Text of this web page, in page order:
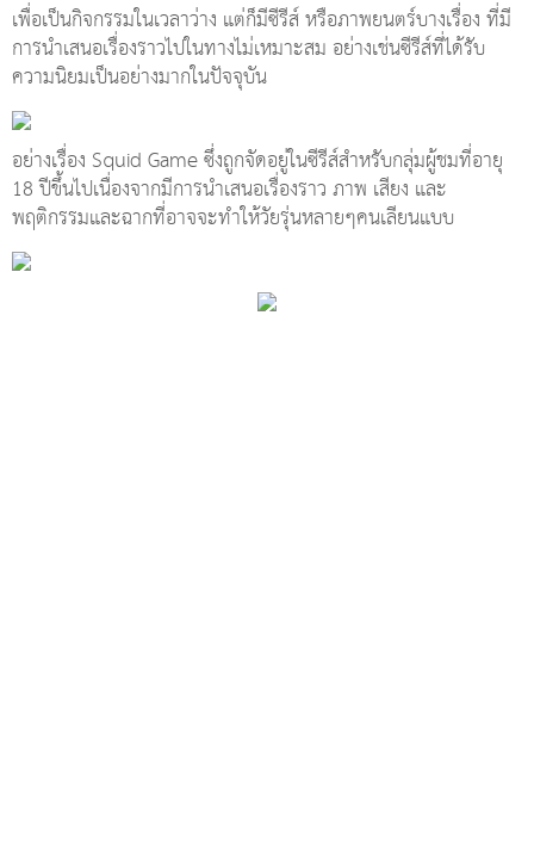
เพื่อเป็นกิจกรรมในเวลาว่าง แต่ก็มีซีรีส์ หรือภาพยนตร์บางเรื่อง ที่มี
การนำเสนอเรื่องราวไปในทางไม่เหมาะสม อย่างเช่นซีรีส์ที่ได้รับ
ความนิยมเป็นอย่างมากในปัจจุบัน
อย่างเรื่อง Squid Game ซึ่งถูกจัดอยู่ในซีรีส์สำหรับกลุ่มผู้ชมที่อายุ
18 ปีขึ้นไปเนื่องจากมีการนำเสนอเรื่องราว ภาพ เสียง และ
พฤติกรรมและฉากที่อาจจะทำให้วัยรุ่นหลายๆคนเลียนแบบ